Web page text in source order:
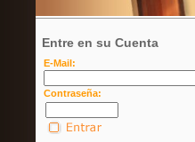
Entre en su Cuenta
E-Mail:
Contraseña: